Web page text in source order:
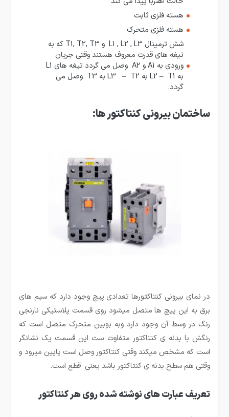
هسته فلزی ثابت
هسته فلزی متحرک
شش ترمینال L1 , L2 , L3 و T1, T2, T3 که به
تیغه های قدرت معروف هستند وقتی جریان
ورودی به A1 و A2 وصل می گردد تیغه های L1
به L2 – T1 به L3 – T2 به T3 وصل می
گردد.
ساختمان بیرونی کنتاکتور ها:
در نمای بیرونی کنتاکتورها تعدادی پیچ وجود دارد که سیم های
برق به این پیچ ها متصل میشود روی قسمت پلاستیکی نارنجی
رنگ در وسط آن وجود دارد وبه بوبین متحرک متصل است که
رنگش با بدنه ی کنتاکتور متفاوت ست این قسمت یک نشانگر
است که مشخص میکند وقتی کنتاکتور وصل است پایین میرود و
وقتی هم سطح بدنه ی کنتاکتور باشد یعنی قطع است.
تعریف عبارت های نوشته شده روی هر کنتاکتور